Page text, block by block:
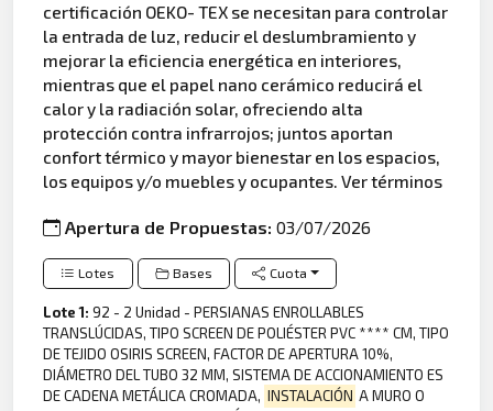
certificación OEKO- TEX se necesitan para controlar
la entrada de luz, reducir el deslumbramiento y
mejorar la eficiencia energética en interiores,
mientras que el papel nano cerámico reducirá el
calor y la radiación solar, ofreciendo alta
protección contra infrarrojos; juntos aportan
confort térmico y mayor bienestar en los espacios,
los equipos y/o muebles y ocupantes. Ver términos
Apertura de Propuestas:03/07/2026
Lotes Bases Cuota
Lote 1:92 - 2 Unidad - PERSIANAS ENROLLABLES
TRANSLÚCIDAS, TIPO SCREEN DE POLIÉSTER PVC **** CM, TIPO
DE TEJIDO OSIRIS SCREEN, FACTOR DE APERTURA 10%,
DIÁMETRO DEL TUBO 32 MM, SISTEMA DE ACCIONAMIENTO ES
DE CADENA METÁLICA CROMADA, INSTALACIÓN A MURO O